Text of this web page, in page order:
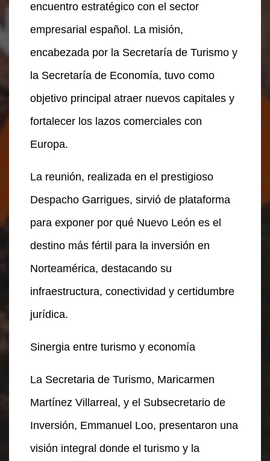
encuentro estratégico con el sector
empresarial español. La misión,
encabezada por la Secretaría de Turismo y
la Secretaría de Economía, tuvo como
objetivo principal atraer nuevos capitales y
fortalecer los lazos comerciales con
Europa.
La reunión, realizada en el prestigioso
Despacho Garrigues, sirvió de plataforma
para exponer por qué Nuevo León es el
destino más fértil para la inversión en
Norteamérica, destacando su
infraestructura, conectividad y certidumbre
jurídica.
Sinergia entre turismo y economía
La Secretaria de Turismo, Maricarmen
Martínez Villarreal, y el Subsecretario de
Inversión, Emmanuel Loo, presentaron una
visión integral donde el turismo y la